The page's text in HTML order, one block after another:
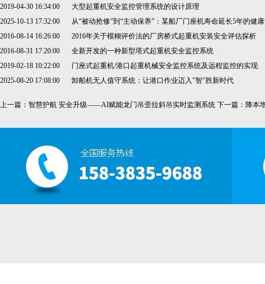
2019-04-30 16:34:00
大型起重机安全监控管理系统的设计原理
2025-10-13 17:32:00
从“被动抢修”到“主动保养”：某船厂门座机寿命延长5年的健
2016-08-14 16:26:00
2016年关于模糊评价法的厂房桥式起重机安装安全评估探析
2016-08-31 17:20:00
全新开发的一种新型塔式起重机安全监控系统
2019-02-18 10:22:00
门座式起重机/港口起重机械安全监控系统及远程监控的实现
2025-08-20 17:08:00
卸船机无人值守系统：让港口作业迈入"智"胜新时代
上一篇： 智慧护航 安全升级——AI赋能龙门吊歪拉斜吊实时监测系统 下一篇： 降本